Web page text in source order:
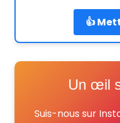
👍
Un œil
Suis-nous sur